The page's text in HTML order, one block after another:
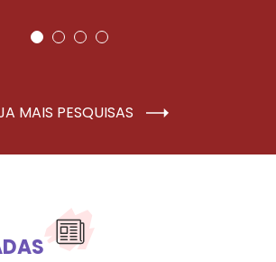
MAIS PESQUISAS